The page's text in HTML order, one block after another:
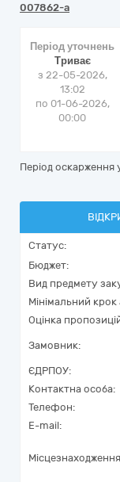
007862-a
Період уточнень
Триває
з 22-05-2026,
13:02
по 01-06-2026,
00:00
Період оскарження
Статус:
Бюджет:
Вид предмету
Мінімальний крок
Оцінка
Замовник:
ЄДРПОУ:
Контактна особа:
Телефон:
E-mail: